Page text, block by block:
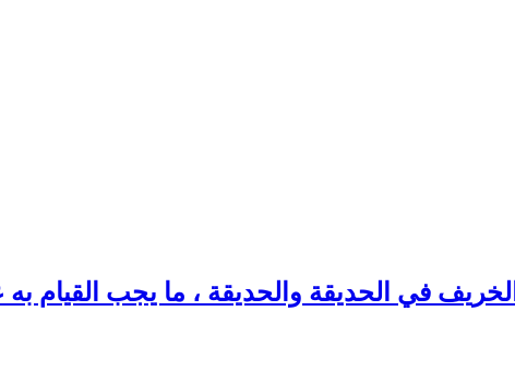
في الحديقة والحديقة ، ما يجب القيام